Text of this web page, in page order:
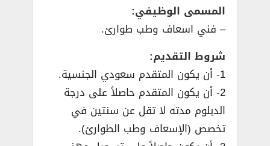
المسمى الوظيفي:
– فني اسعاف وطب طوارئ.
شروط التقديم:
1- أن يكون المتقدم سعودي الجنسية.
2- أن يكون المتقدم حاصلاً على درجة
الدبلوم مدته لا تقل عن سنتين في
تخصص (الإسعاف وطب الطوارئ).